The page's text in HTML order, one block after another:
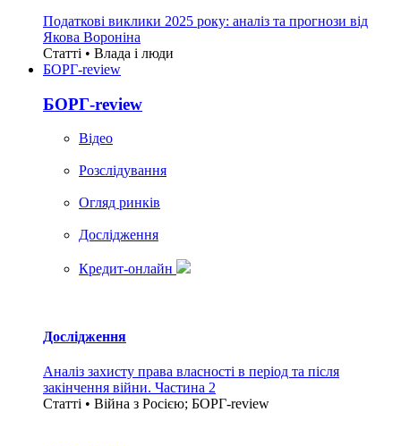
Податкові виклики 2025 року: аналіз та прогнози від
Якова Вороніна
Статті • Влада i люди
БОРГ-review
БОРГ-review
Вiдео
Розслідування
Огляд ринків
Дослідження
Кредит-онлайн
Дослідження
Аналіз захисту права власності в період та після
закінчення війни. Частина 2
Статті • Війна з Росією; БОРГ-review